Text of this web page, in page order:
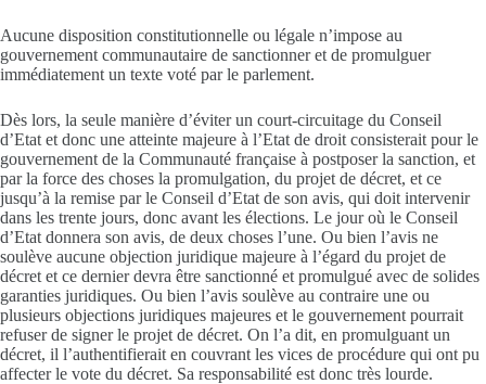
Aucune disposition constitutionnelle ou légale n’impose au
gouvernement communautaire de sanctionner et de promulguer
immédiatement un texte voté par le parlement.
Dès lors, la seule manière d’éviter un court-circuitage du Conseil
d’Etat et donc une atteinte majeure à l’Etat de droit consisterait pour le
gouvernement de la Communauté française à postposer la sanction, et
par la force des choses la promulgation, du projet de décret, et ce
jusqu’à la remise par le Conseil d’Etat de son avis, qui doit intervenir
dans les trente jours, donc avant les élections. Le jour où le Conseil
d’Etat donnera son avis, de deux choses l’une. Ou bien l’avis ne
soulève aucune objection juridique majeure à l’égard du projet de
décret et ce dernier devra être sanctionné et promulgué avec de solides
garanties juridiques. Ou bien l’avis soulève au contraire une ou
plusieurs objections juridiques majeures et le gouvernement pourrait
refuser de signer le projet de décret. On l’a dit, en promulguant un
décret, il l’authentifierait en couvrant les vices de procédure qui ont pu
affecter le vote du décret. Sa responsabilité est donc très lourde.